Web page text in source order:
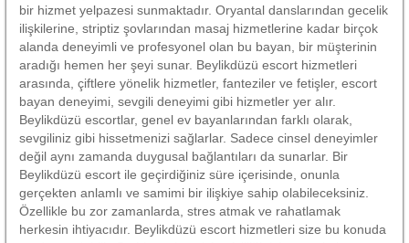
bir hizmet yelpazesi sunmaktadır. Oryantal danslarından gecelik
ilişkilerine, striptiz şovlarından masaj hizmetlerine kadar birçok
alanda deneyimli ve profesyonel olan bu bayan, bir müşterinin
aradığı hemen her şeyi sunar. Beylikdüzü escort hizmetleri
arasında, çiftlere yönelik hizmetler, fanteziler ve fetişler, escort
bayan deneyimi, sevgili deneyimi gibi hizmetler yer alır.
Beylikdüzü escortlar, genel ev bayanlarından farklı olarak,
sevgiliniz gibi hissetmenizi sağlarlar. Sadece cinsel deneyimler
değil aynı zamanda duygusal bağlantıları da sunarlar. Bir
Beylikdüzü escort ile geçirdiğiniz süre içerisinde, onunla
gerçekten anlamlı ve samimi bir ilişkiye sahip olabileceksiniz.
Özellikle bu zor zamanlarda, stres atmak ve rahatlamak
herkesin ihtiyacıdır. Beylikdüzü escort hizmetleri size bu konuda